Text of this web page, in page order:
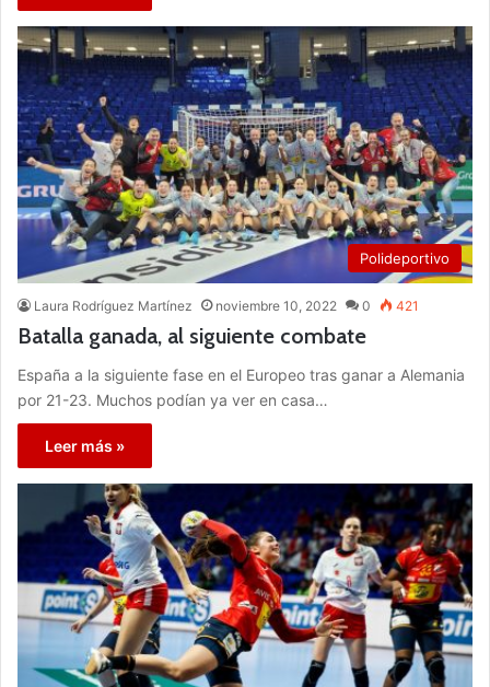
Polideportivo
Laura Rodríguez Martínez noviembre 10, 2022 0 421
Batalla ganada, al siguiente combate
España a la siguiente fase en el Europeo tras ganar a Alemania
por 21-23. Muchos podían ya ver en casa…
Leer más »